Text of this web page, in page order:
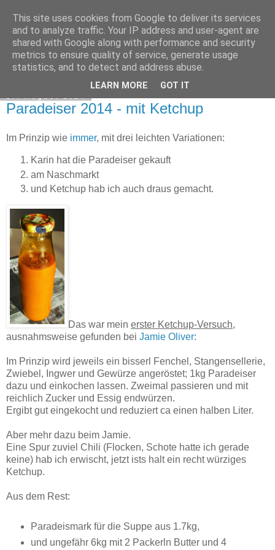
Exec Mampf
Paradeiser 2014 - mit Ketchup
Im Prinzip wie immer, mit drei leichten Variationen:
Karin hat die Paradeiser gekauft
am Naschmarkt
und Ketchup hab ich auch draus gemacht.
Das war mein erster Ketchup-Versuch,
ausnahmsweise gefunden bei Jamie Oliver:
Im Prinzip wird jeweils ein bisserl Fenchel, Stangensellerie,
Zwiebel, Ingwer und Gewürze angeröstet; 1kg Paradeiser
dazu und einkochen lassen. Zweimal passieren und mit
reichlich Zucker und Essig endwürzen.
Ergibt gut eingekocht und reduziert ca einen halben Liter.
Aber mehr dazu beim Jamie.
Eine Spur zuviel Chili (Flocken, Schote hatte ich gerade
keine) hab ich erwischt, jetzt ists halt ein recht würziges
Ketchup.
Aus dem Rest:
Paradeismark für die Suppe aus 1.7kg,
und ungefähr 6kg mit 2 Packerln Butter und 4
This site uses cookies from Google to deliver its services
and to analyze traffic. Your IP address and user-agent are
shared with Google along with performance and security
metrics to ensure quality of service, generate usage
statistics, and to detect and address abuse.
LEARN MORE GOT IT